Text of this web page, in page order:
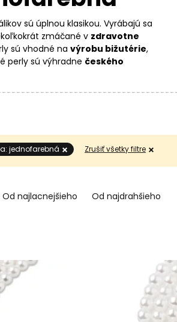
sú úplnou klasikou. Vyrábajú sa
zmáčané v zdravotne
sú vhodné na výrobu bižutérie,
perly sú výhradne českého
jednofarebná Zrušiť všetky filtre
Od najlacnejšieho Od najdrahšieho